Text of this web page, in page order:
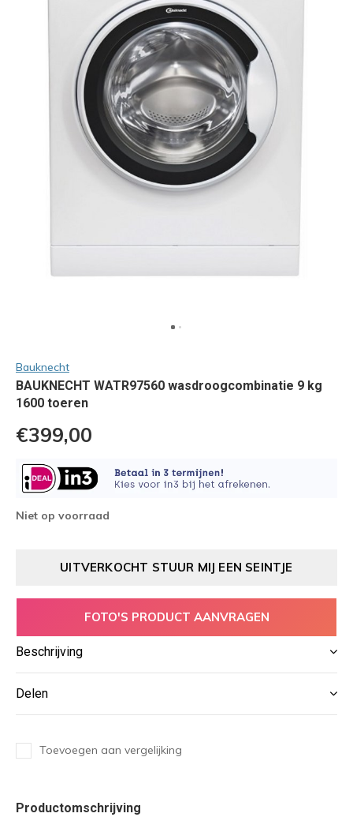
Bauknecht
BAUKNECHT WATR97560 wasdroogcombinatie 9 kg
1600 toeren
€399,00
Niet op voorraad
UITVERKOCHT STUUR MIJ EEN SEINTJE
FOTO'S PRODUCT AANVRAGEN
Beschrijving
Delen
Toevoegen aan vergelijking
Productomschrijving